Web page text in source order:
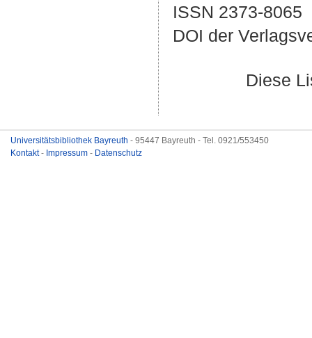
ISSN 2373-8065
DOI der
Diese
Universitätsbibliothek Bayreuth - 95447 Bayreuth - Tel. 0921/553450
Kontakt- Impressum - Datenschutz